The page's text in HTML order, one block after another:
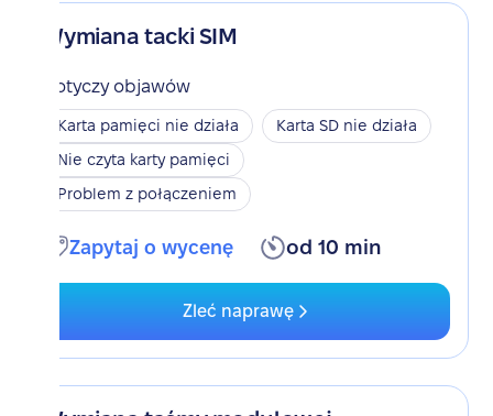
Wymiana tacki SIM
Dotyczy objawów
Karta pamięci nie działa
Karta SD nie działa
Nie czyta karty pamięci
Problem z połączeniem
Zapytaj o wycenę od 10 min
Zleć naprawę